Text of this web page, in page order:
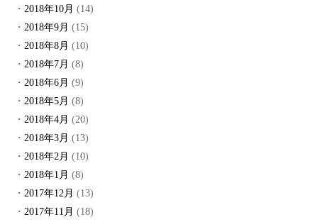
2018年10月 (14)
2018年9月 (15)
2018年8月 (10)
2018年7月 (8)
2018年6月 (9)
2018年5月 (8)
2018年4月 (20)
2018年3月 (13)
2018年2月 (10)
2018年1月 (8)
2017年12月 (13)
2017年11月 (18)